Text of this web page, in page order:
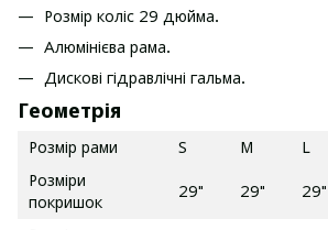
Розмір коліс 29 дюйма.
Алюмінієва рама.
Дискові гідравлічні гальма.
Геометрія
Розмір рами S M L
Розміри
покришок
29" 29" 29"